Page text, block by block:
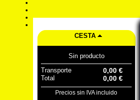
CESTA
Sin producto
Transporte
0,00 €
Total 0,00 €
Precios sin IVA incluido